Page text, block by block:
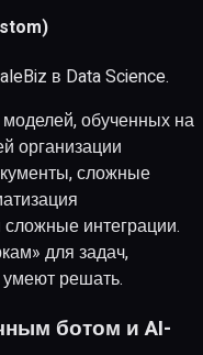
в Data Science.
обученных на
организации
сложные
интеграции.
для задач,
решать.
ботом и AI-